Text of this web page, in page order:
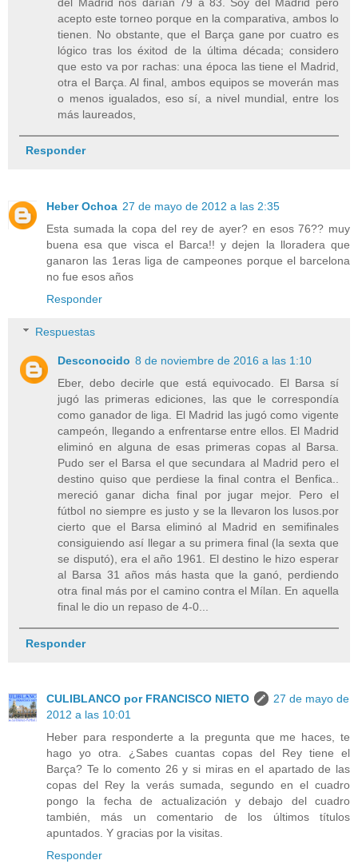
acepto este torneo porque en la comparativa, ambos lo
tienen. No obstante, que el Barça gane por cuatro es
lógico tras los éxitod de la última década; considero
que esto va por rachas: una época las tiene el Madrid,
otra el Barça. Al final, ambos equipos se moverán mas
o menos igualados, eso sí, a nivel mundial, entre los
más laureados,
Responder
Heber Ochoa 27 de mayo de 2012 a las 2:35
Esta sumada la copa del rey de ayer? en esos 76?? muy
buena esa que visca el Barca!! y dejen la lloradera que
ganaron las 1eras liga de campeones porque el barcelona
no fue esos años
Responder
Respuestas
Desconocido 8 de noviembre de 2016 a las 1:10
Eber, debo decirle que está equivocado. El Barsa sí
jugó las primeras ediciones, las que le correspondía
como ganador de liga. El Madrid las jugó como vigente
campeón, llegando a enfrentarse entre ellos. El Madrid
eliminó en alguna de esas primeras copas al Barsa.
Pudo ser el Barsa el que secundara al Madrid pero el
destino quiso que perdiese la final contra el Benfica..
mereció ganar dicha final por jugar mejor. Pero el
fútbol no siempre es justo y se la llevaron los lusos.por
cierto que el Barsa eliminó al Madrid en semifinales
consiguiendo así llegar a su primera final (la sexta que
se disputó), era el año 1961. El destino le hizo esperar
al Barsa 31 años más hasta que la ganó, perdiendo
otra final más por el camino contra el Mílan. En aquella
final le dio un repaso de 4-0...
Responder
CULIBLANCO por FRANCISCO NIETO
27 de mayo de
2012 a las 10:01
Heber para responderte a la pregunta que me haces, te
hago yo otra. ¿Sabes cuantas copas del Rey tiene el
Barça? Te lo comento 26 y si miras en el apartado de las
copas del Rey la verás sumada, segundo en el cuadro
pongo la fecha de actualización y debajo del cuadro
también, más un comentario de los últimos títulos
apuntados. Y gracias por la visitas.
Responder